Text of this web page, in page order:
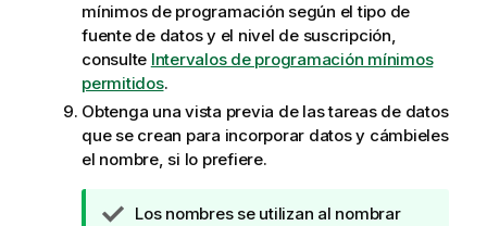
mínimos de programación según el tipo de
fuente de datos y el nivel de suscripción,
consulte Intervalos de programación mínimos
permitidos.
Obtenga una vista previa de las tareas de datos
que se crean para incorporar datos y cámbieles
el nombre, si lo prefiere.
N
Los nombres se utilizan al nombrar